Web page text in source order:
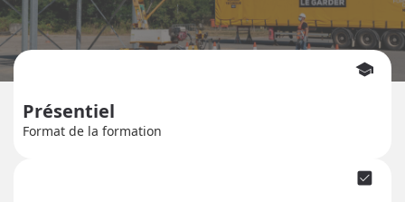
Présentiel
Format de la formation
school
check_box